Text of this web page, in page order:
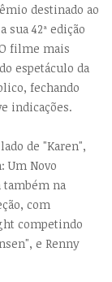
destinado ao
42ª edição
filme mais
espetáculo da
fechando
indicações.
de "Karen",
Um Novo
na
com
competindo
e Renny